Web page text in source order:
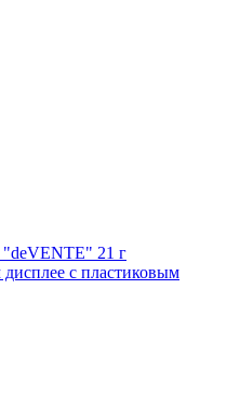
"deVENTE" 21 г
с пластиковым